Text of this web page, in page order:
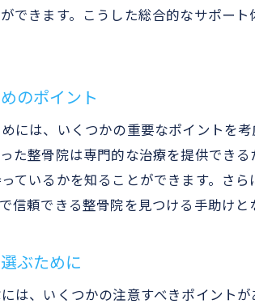
保険対応に強い整
口コミサイトで
交通事故治療にお
神宮町で高評価
整骨院選びで活用
個別治療プランで交
できます。こうした総合的なサポー
のポイント
には、いくつかの重要なポイントを
た整骨院は専門的な治療を提供でき
ているかを知ることができます。さ
信頼できる整骨院を見つける手助けと
ぶために
は、いくつかの注意すべきポイント